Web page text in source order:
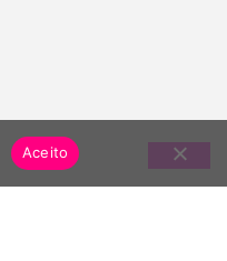
Aceito